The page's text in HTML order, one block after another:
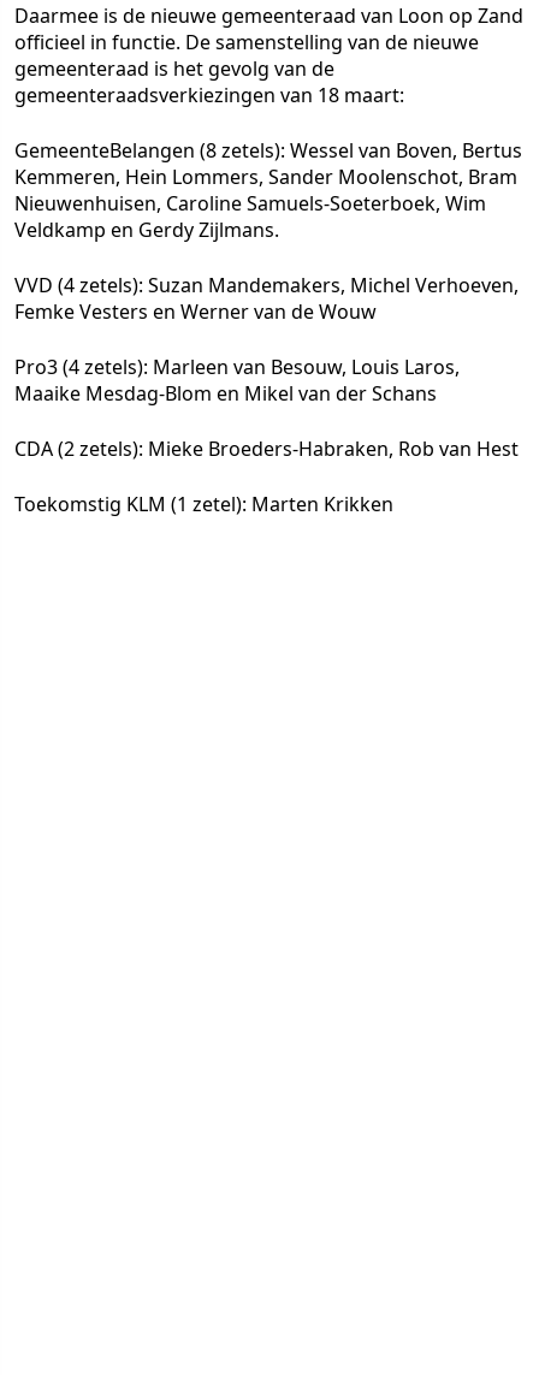
Daarmee is de nieuwe gemeenteraad van Loon op Zand
officieel in functie. De samenstelling van de nieuwe
gemeenteraad is het gevolg van de
gemeenteraadsverkiezingen van 18 maart:
GemeenteBelangen (8 zetels): Wessel van Boven, Bertus
Kemmeren, Hein Lommers, Sander Moolenschot, Bram
Nieuwenhuisen, Caroline Samuels-Soeterboek, Wim
Veldkamp en Gerdy Zijlmans.
VVD (4 zetels): Suzan Mandemakers, Michel Verhoeven,
Femke Vesters en Werner van de Wouw
Pro3(4 zetels): Marleen van Besouw, Louis Laros,
Maaike Mesdag-Blom en Mikel van der Schans
CDA(2 zetels): Mieke Broeders-Habraken, Rob van Hest
Toekomstig KLM (1 zetel): Marten Krikken